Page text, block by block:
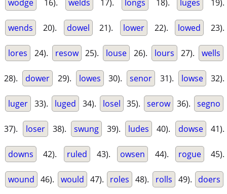
wodge 16). welds 17). longs 18). luges 19).
wends 20). dowel 21). lower 22). lowed 23).
lores 24). resow 25). louse 26). lours 27). wells
28). dower 29). lowes 30). senor 31). lowse 32).
luger 33). luged 34). losel 35). serow 36). segno
37). loser 38). swung 39). ludes 40). dowse 41).
downs 42). ruled 43). owsen 44). rogue 45).
wound 46). would 47). roles 48). rolls 49). doers